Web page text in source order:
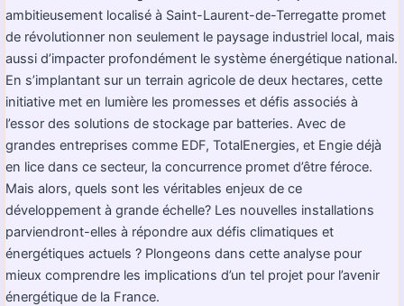
ambitieusement localisé à Saint-Laurent-de-Terregatte promet
de révolutionner non seulement le paysage industriel local, mais
aussi d’impacter profondément le système énergétique national.
En s’implantant sur un terrain agricole de deux hectares, cette
initiative met en lumière les promesses et défis associés à
l’essor des solutions de stockage par batteries. Avec de
grandes entreprises comme EDF, TotalEnergies, et Engie déjà
en lice dans ce secteur, la concurrence promet d’être féroce.
Mais alors, quels sont les véritables enjeux de ce
développement à grande échelle? Les nouvelles installations
parviendront-elles à répondre aux défis climatiques et
énergétiques actuels ? Plongeons dans cette analyse pour
mieux comprendre les implications d’un tel projet pour l’avenir
énergétique de la France.